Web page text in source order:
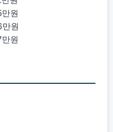
원
원
원